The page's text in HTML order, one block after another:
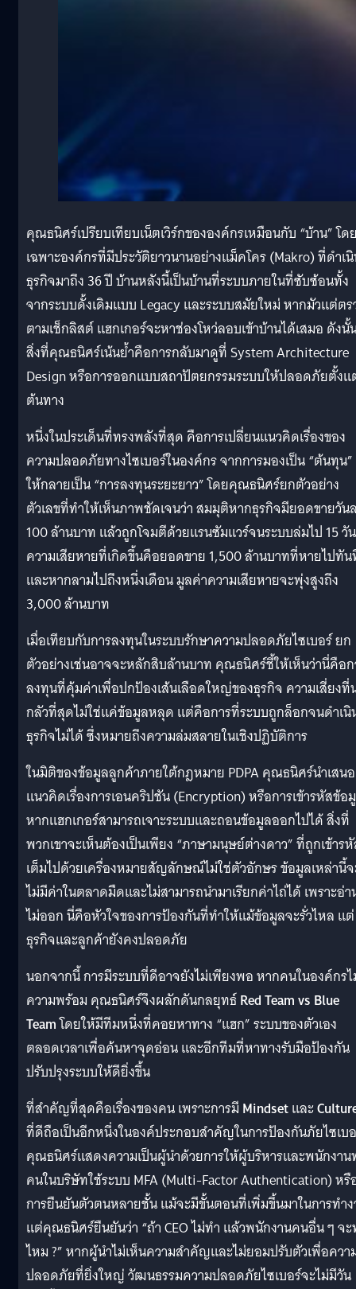
คุณธนิศร์เปรียบเทียบเน็ตเวิร์กขององค์กรเหมือนกับ “บ้าน” โด
เฉพาะองค์กรที่มีประวัติยาวนานอย่างแม็คโคร (Makro) ที่ดำเ
ธุรกิจมาถึง 36 ปี บ้านหลังนี้เป็นบ้านที่ระบบภายในที่ซับซ้อนทั้ง
จากระบบดั้งเดิมแบบ Legacy และระบบสมัยใหม่ หากมัวแต่ต
ตามเช็กลิสต์ แฮกเกอร์จะหาช่องโหว่ลอบเข้าบ้านได้เสมอ ดังนั้
สิ่งที่คุณธนิศร์เน้นย้ำคือการกลับมาดูที่ System Architecture
Design หรือการออกแบบสถาปัตยกรรมระบบให้ปลอดภัยตั้ง
ต้นทาง
หนึ่งในประเด็นที่ทรงพลังที่สุด คือการเปลี่ยนแนวคิดเรื่องของ
ความปลอดภัยทางไซเบอร์ในองค์กร จากการมองเป็น “ต้นทุน”
ให้กลายเป็น “การลงทุนระยะยาว” โดยคุณธนิศร์ยกตัวอย่าง
ตัวเลขที่ทำให้เห็นภาพชัดเจนว่า สมมุติหากธุรกิจมียอดขายวัน
100 ล้านบาท แล้วถูกโจมตีด้วยแรนซัมแวร์จนระบบล่มไป 15 วัน
ความเสียหายที่เกิดขึ้นคือยอดขาย 1,500 ล้านบาทที่หายไปทั
และหากลามไปถึงหนึ่งเดือน มูลค่าความเสียหายจะพุ่งสูงถึง
3,000 ล้านบาท
เมื่อเทียบกับการลงทุนในระบบรักษาความปลอดภัยไซเบอร์ ยก
ตัวอย่างเช่นอาจจะหลักสิบล้านบาท คุณธนิศร์ชี้ให้เห็นว่านี่คือ
ลงทุนที่คุ้มค่าเพื่อปกป้องเส้นเลือดใหญ่ของธุรกิจ ความเสี่ยงที่
กลัวที่สุดไม่ใช่แค่ข้อมูลหลุด แต่คือการที่ระบบถูกล็อกจนดำเนิ
ธุรกิจไม่ได้ ซึ่งหมายถึงความล่มสลายในเชิงปฏิบัติการ
ในมิติของข้อมูลลูกค้าภายใต้กฎหมาย PDPA คุณธนิศร์นำเสนอ
แนวคิดเรื่องการเอนคริปชัน (Encryption) หรือการเข้ารหัสข้อ
หากแฮกเกอร์สามารถเจาะระบบและถอนข้อมูลออกไปได้ สิ่งที่
พวกเขาจะเห็นต้องเป็นเพียง “ภาษามนุษย์ต่างดาว” ที่ถูกเข้าร
เต็มไปด้วยเครื่องหมายสัญลักษณ์ไม่ใช่ตัวอักษร ข้อมูลเหล่านี้
ไม่มีค่าในตลาดมืดและไม่สามารถนำมาเรียกค่าไถ่ได้ เพราะอ่
ไม่ออก นี่คือหัวใจของการป้องกันที่ทำให้แม้ข้อมูลจะรั่วไหล แต่
ธุรกิจและลูกค้ายังคงปลอดภัย
นอกจากนี้ การมีระบบที่ดีอาจยังไม่เพียงพอ หากคนในองค์กร
ความพร้อม คุณธนิศร์จึงผลักดันกลยุทธ์Red Team vs Blue
Teamโดยให้มีทีมหนึ่งที่คอยหาทาง “แฮก” ระบบของตัวเอง
ตลอดเวลาเพื่อค้นหาจุดอ่อน และอีกทีมที่หาทางรับมือป้องกัน
ปรับปรุงระบบให้ดียิ่งขึ้น
ที่สำคัญที่สุดคือเรื่องของคน เพราะการมี Mindsetและ
ที่ดีถือเป็นอีกหนึ่งในองค์ประกอบสำคัญในการป้องกันภัยไซเบ
คุณธนิศร์แสดงความเป็นผู้นำด้วยการให้ผู้บริหารและพนักงา
คนในบริษัทใช้ระบบ MFA (Multi-Factor Authentication) หรื
การยืนยันตัวตนหลายชั้น แม้จะมีขั้นตอนที่เพิ่มขึ้นมาในการทำ
แต่คุณธนิศร์ยืนยันว่า “ถ้า CEO ไม่ทำ แล้วพนักงานคนอื่น ๆ จ
ไหม ?” หากผู้นำไม่เห็นความสำคัญและไม่ยอมปรับตัวเพื่อควา
ปลอดภัยที่ยิ่งใหญ่ วัฒนธรรมความปลอดภัยไซเบอร์จะไม่มีวัน